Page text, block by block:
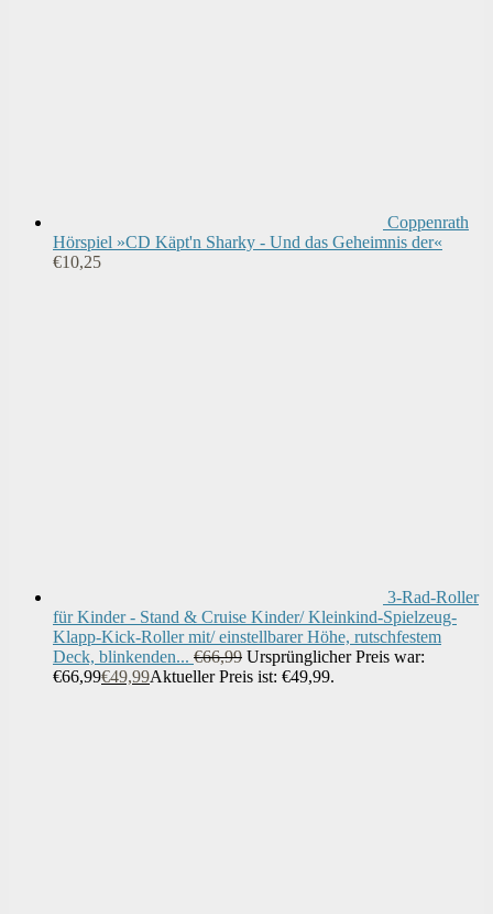
Coppenrath
Hörspiel »CD Käpt'n Sharky - Und das Geheimnis der«
€10,25
3-Rad-Roller
für Kinder - Stand & Cruise Kinder/ Kleinkind-Spielzeug-
Klapp-Kick-Roller mit/ einstellbarer Höhe, rutschfestem
Deck, blinkenden... €66,99 Ursprünglicher Preis war:
€66,99€49,99Aktueller Preis ist: €49,99.